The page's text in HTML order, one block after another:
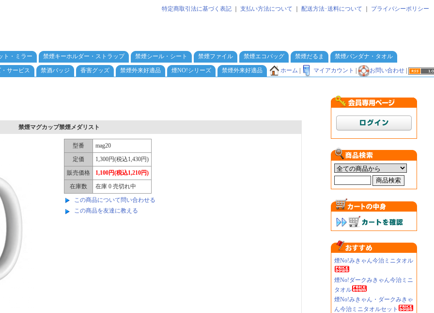
特定商取引法に基づく表記 支払い方法について 配送方法･送料について プライバシーポリシー
ト・ミラー 禁煙キーホルダー・ストラップ 禁煙シール・シート 禁煙ファイル 禁煙エコバッグ 禁煙だるま 禁煙バンダナ・タオル
サービス 禁酒バッジ 香害グッズ 禁煙外来好適品 煙NO!シリーズ 禁煙外来好適品 ホーム | マイアカウント | お問い合わせ |
禁煙マグカップ禁煙メダリスト
型番
mag20
定価
1,300円(税込1,430円)
販売価格
1,100円(税込1,210円)
在庫数
在庫 0 売切れ中
この商品について問い合わせる
この商品を友達に教える
煙No!みきゃん今治ミニタオル
煙No!ダークみきゃん今治ミニ
タオル
煙No!みきゃん・ダークみきゃ
ん今治ミニタオルセット